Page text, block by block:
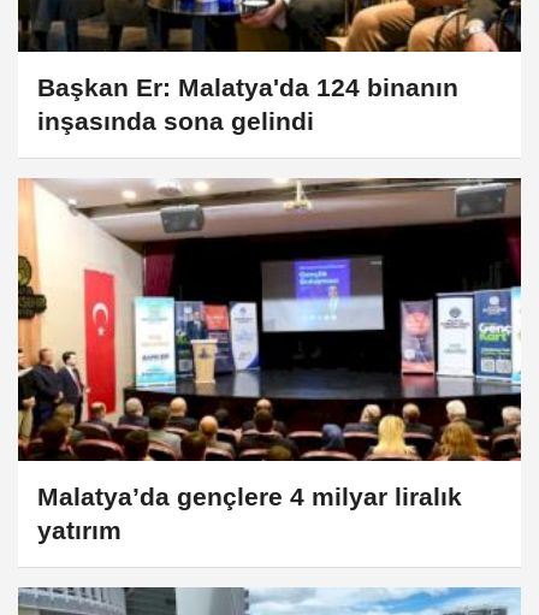
Başkan Er: Malatya'da 124 binanın
inşasında sona gelindi
Malatya’da gençlere 4 milyar liralık
yatırım